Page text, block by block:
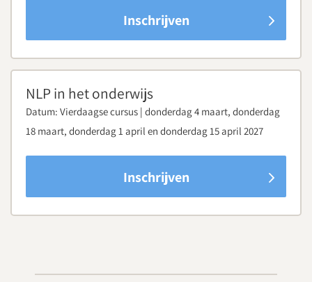
Inschrijven
NLP in het onderwijs
Datum: Vierdaagse cursus | donderdag 4 maart, donderdag
18 maart, donderdag 1 april en donderdag 15 april 2027
Inschrijven